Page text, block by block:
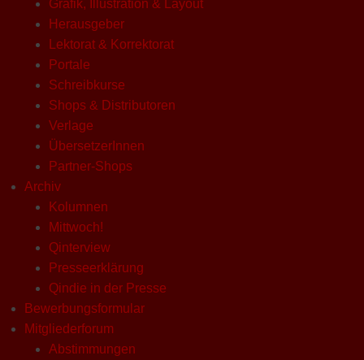
Grafik, Illustration & Layout
Herausgeber
Lektorat & Korrektorat
Portale
Schreibkurse
Shops & Distributoren
Verlage
ÜbersetzerInnen
Partner-Shops
Archiv
Kolumnen
Mittwoch!
Qinterview
Presseerklärung
Qindie in der Presse
Bewerbungsformular
Mitgliederforum
Abstimmungen